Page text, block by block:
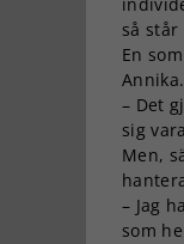
så
En
– Det
sig
Men,
– Jag
som